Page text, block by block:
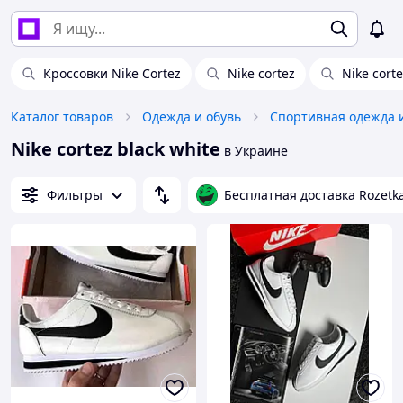
Кроссовки Nike Cortez Nike cortez Nike
Каталог товаров Одежда и обувь Спортивная одежда
Nike cortez black white в Украине
Фильтры Бесплатная доставка